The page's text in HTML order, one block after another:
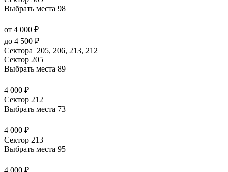
Выбрать места 98
от 4 000 ₽
до 4 500 ₽
Сектора 205, 206, 213, 212
Сектор 205
Выбрать места 89
4 000 ₽
Сектор 212
Выбрать места 73
4 000 ₽
Сектор 213
Выбрать места 95